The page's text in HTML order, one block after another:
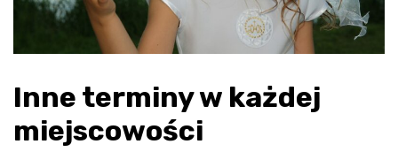
Inne terminy w każdej
miejscowości